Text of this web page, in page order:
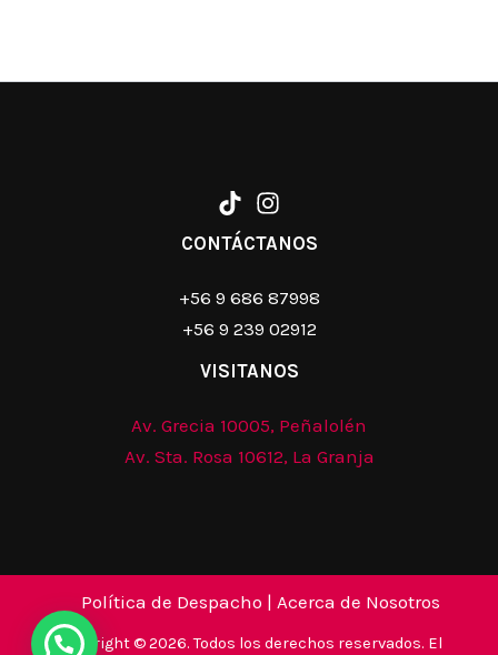
CONTÁCTANOS
+56 9 686 87998
+56 9 239 02912
VISITANOS
Av. Grecia 10005, Peñalolén
Av. Sta. Rosa 10612, La Granja
Política de Despacho | Acerca de Nosotros
Copyright © 2026. Todos los derechos reservados. El